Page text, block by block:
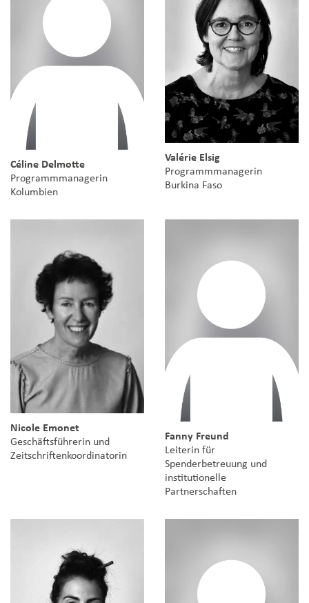
Céline Delmotte
Programmmanagerin
Kolumbien
Valérie Elsig
Programmmanagerin
Burkina Faso
Nicole Emonet
Geschäftsführerin und
Zeitschriftenkoordinatorin
Fanny Freund
Leiterin für
Spenderbetreuung und
institutionelle
Partnerschaften